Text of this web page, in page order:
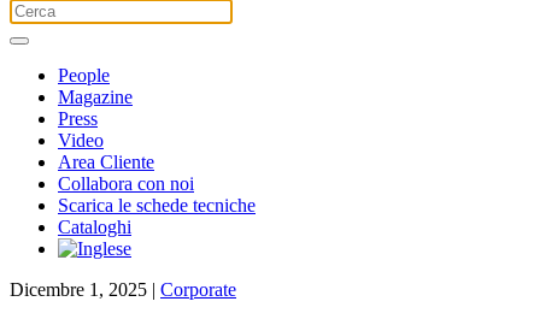
People
Magazine
Press
Video
Area Cliente
Collabora con noi
Scarica le schede tecniche
Cataloghi
Dicembre 1, 2025 | Corporate